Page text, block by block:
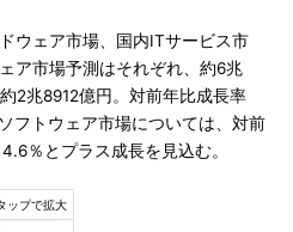
ウェア市場、国内ITサービス市
ア市場予測はそれぞれ、約6兆
2兆8912億円。対前年比成長率
フトウェア市場については、対前
％とプラス成長を見込む。